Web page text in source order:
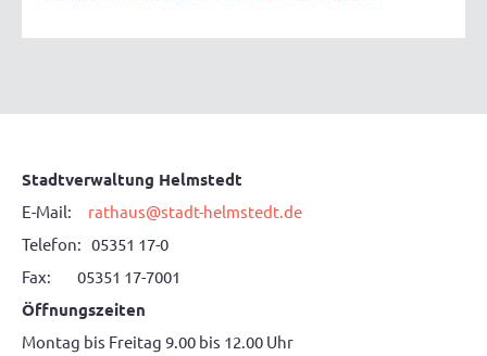
Stadtverwaltung Helmstedt
E-Mail: rathaus@stadt-helmstedt.de
Telefon: 05351 17-0
Fax: 05351 17-7001
Öffnungszeiten
Montag bis Freitag 9.00 bis 12.00 Uhr